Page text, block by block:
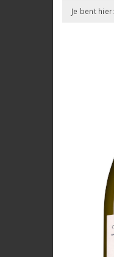
Je bent hier: